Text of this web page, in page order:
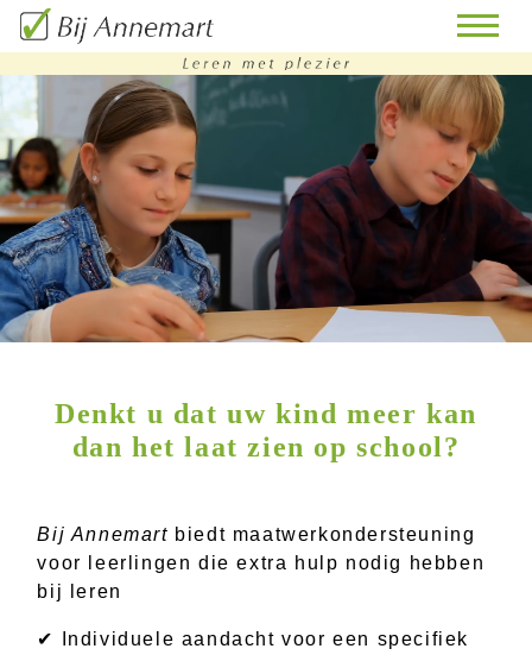
home
remedial
teaching
bijles
huiswerkbegeleiding
training
contact
Denkt u dat uw kind meer kan
dan het laat zien op school?
Bij Annemart biedt maatwerkondersteuning
voor leerlingen die extra hulp nodig hebben
bij leren
✔ Individuele aandacht voor een specifiek